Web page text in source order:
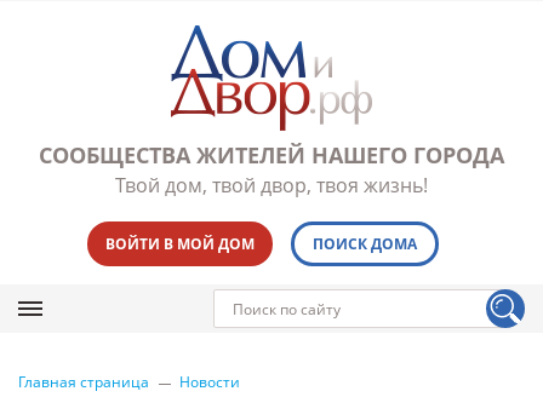
СООБЩЕСТВА ЖИТЕЛЕЙ НАШЕГО ГОРОДА
Твой дом, твой двор, твоя жизнь!
ВОЙТИ В МОЙ ДОМ ПОИСК ДОМА
Главная страница Новости